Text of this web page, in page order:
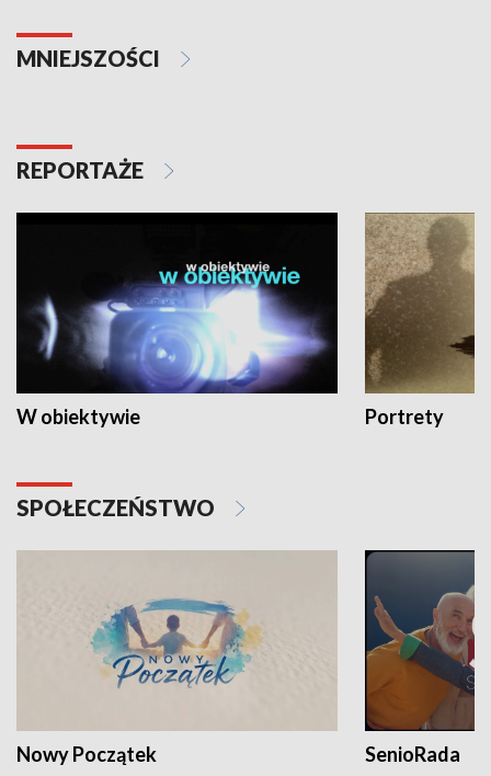
MNIEJSZOŚCI
REPORTAŻE
W obiektywie Portrety
SPOŁECZEŃSTWO
Nowy Początek SenioRada